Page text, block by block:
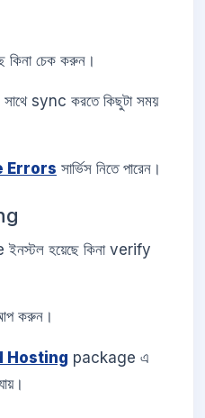
কিনা চেক করুন।
sync করতে কিছুটা সময়
Errors সার্ভিস নিতে পারেন।
হয়েছে কিনা verify
করুন।
Hosting package এ